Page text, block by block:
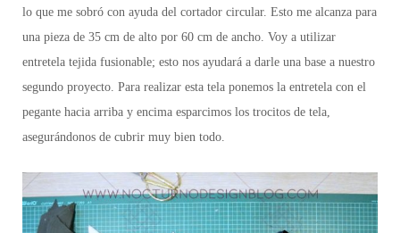
lo que me sobró con ayuda del cortador circular. Esto me alcanza para
una pieza de 35 cm de alto por 60 cm de ancho. Voy a utilizar
entretela tejida fusionable; esto nos ayudará a darle una base a nuestro
segundo proyecto. Para realizar esta tela ponemos la entretela con el
pegante hacia arriba y encima esparcimos los trocitos de tela,
asegurándonos de cubrir muy bien todo.